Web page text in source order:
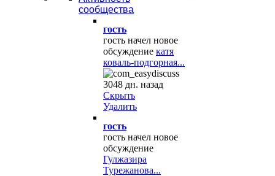
сообщества
гость
гость начел новое
обсуждение катя
коваль-подгорная...
3048 дн. назад
Скрыть
Удалить
гость
гость начел новое
обсуждение
Гулжазира
Турежанова...